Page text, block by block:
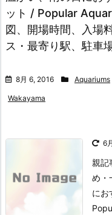
ット / Popular
図、開場時間、入場
ス・最寄り駅、駐車
8月 6, 2016 Aquariums
Wakayama
6
親記
め・
にお